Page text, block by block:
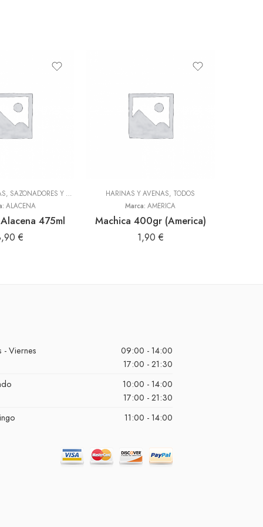
ADEREZOS, PASTAS, SAZONADORES Y CONDIMENTOS ,TODOS
ALACENA
475ml
€
HARINAS Y AVENAS, TODOS
Marca: AMERICA
Machica 400gr (America)
1,90 €
- Viernes
09:00 - 14:00
17:00 - 21:30
10:00 - 14:00
17:00 - 21:30
11:00 - 14:00